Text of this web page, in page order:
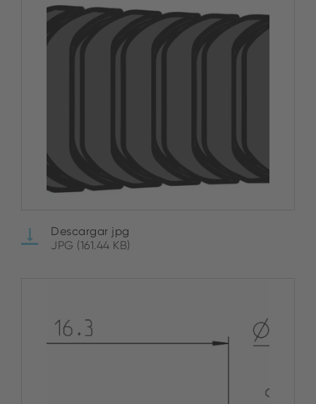
Descargar jpg
JPG (161.44 KB)